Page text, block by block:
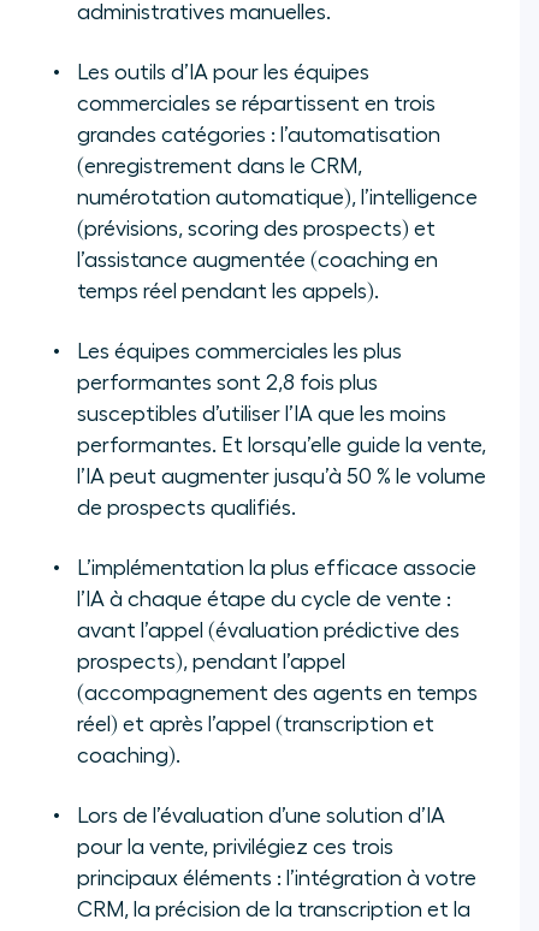
administratives manuelles.
Les outils d’IA pour les équipes
commerciales se répartissent en trois
grandes catégories : l’automatisation
(enregistrement dans le CRM,
numérotation automatique), l’intelligence
(prévisions, scoring des prospects) et
l’assistance augmentée (coaching en
temps réel pendant les appels).
Les équipes commerciales les plus
performantes sont 2,8 fois plus
susceptibles d’utiliser l’IA que les moins
performantes. Et lorsqu’elle guide la vente,
l’IA peut augmenter jusqu’à 50 % le volume
de prospects qualifiés.
L’implémentation la plus efficace associe
l’IA à chaque étape du cycle de vente :
avant l’appel (évaluation prédictive des
prospects), pendant l’appel
(accompagnement des agents en temps
réel) et après l’appel (transcription et
coaching).
Lors de l’évaluation d’une solution d’IA
pour la vente, privilégiez ces trois
principaux éléments : l’intégration à votre
CRM, la précision de la transcription et la